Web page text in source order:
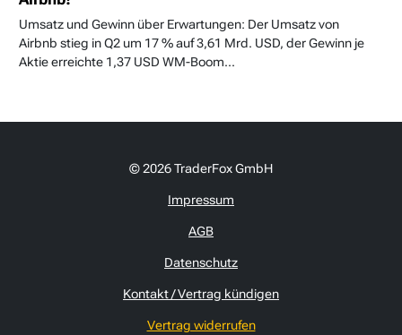
Umsatz und Gewinn über Erwartungen: Der Umsatz von
Airbnb stieg in Q2 um 17 % auf 3,61 Mrd. USD, der Gewinn je
Aktie erreichte 1,37 USD WM-Boom...
© 2026 TraderFox GmbH
Impressum
AGB
Datenschutz
Kontakt / Vertrag kündigen
Vertrag widerrufen